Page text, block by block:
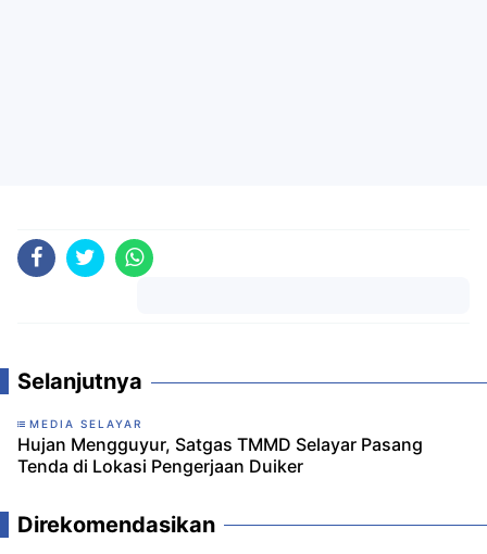
Selanjutnya
MEDIA SELAYAR
Hujan Mengguyur, Satgas TMMD Selayar Pasang
Tenda di Lokasi Pengerjaan Duiker
Direkomendasikan